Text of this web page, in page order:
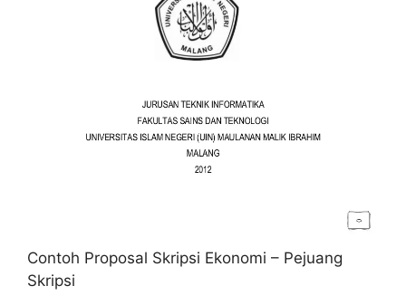
Contoh Proposal Skripsi Ekonomi – Pejuang
Skripsi